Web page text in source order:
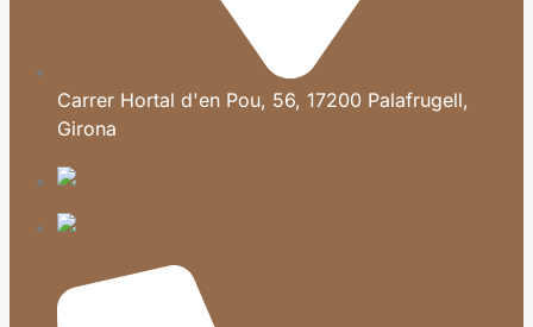
Carrer Hortal d'en Pou, 56, 17200 Palafrugell,
Girona